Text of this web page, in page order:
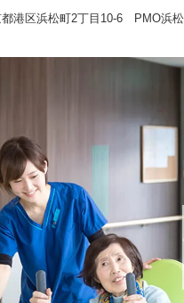
都港区浜松町2丁目10-6 PMO浜